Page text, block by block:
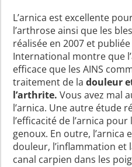
L’arnica est excellente
l’arthrose ainsi que les
réalisée en 2007 et
International montre que
efficace que les AINS
traitement de ladouleur
l’arthrite. Vous avez mal
l’arnica. Une autre étude
l’efficacité de l’arnica
genoux. En outre,
douleur, l’inflammation
canal carpien dans les